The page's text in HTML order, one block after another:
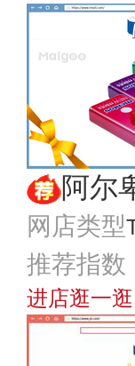
阿尔
网店类型
推荐指
进店逛一逛